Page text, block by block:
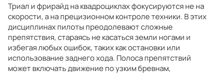
Триал и фрирайд на квадроциклах фокусируются не на
скорости, а на прецизионном контроле техники. В этих
дисциплинах пилоты преодолевают сложные
препятствия, стараясь не касаться земли ногами и
избегая любых ошибок, таких как остановки или
использование заднего хода. Полоса препятствий
может включать движение по узким бревнам,